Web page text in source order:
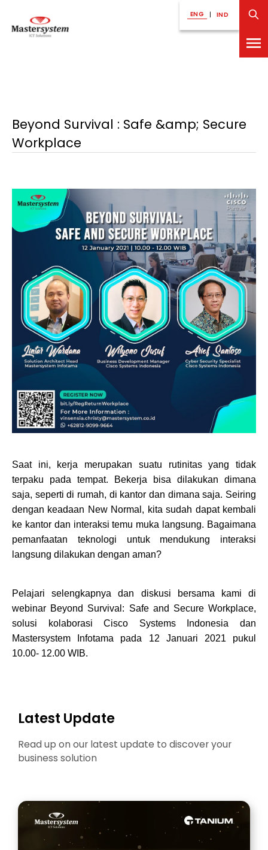
ENG | IND
Beyond Survival : Safe &amp; Secure
Workplace
Saat ini, kerja merupakan suatu rutinitas yang tidak
terpaku pada tempat. Bekerja bisa dilakukan dimana
saja, seperti di rumah, di kantor dan dimana saja. Seiring
dengan keadaan New Normal, kita sudah dapat kembali
ke kantor dan interaksi temu muka langsung. Bagaimana
pemanfaatan teknologi untuk mendukung interaksi
langsung dilakukan dengan aman?
Pelajari selengkapnya dan diskusi bersama kami di
webinar Beyond Survival: Safe and Secure Workplace,
solusi kolaborasi Cisco Systems Indonesia dan
Mastersystem Infotama pada 12 Januari 2021 pukul
10.00- 12.00 WIB.
Latest Update
Read up on our latest update to discover your
business solution